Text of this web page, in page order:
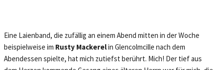
Eine Laienband, die zufällig an einem Abend mitten in der Woche
beispielweise im Rusty Mackerelin Glencolmcille nach dem
Abendessen spielte, hat mich zutiefst berührt. Mich! Der tief aus